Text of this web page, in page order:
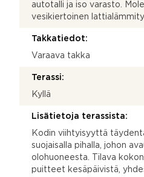
autotalli ja iso varasto.
vesikiertoinen
Takkatiedot:
Varaava takka
Terassi:
Kyllä
Lisätietoja terassista:
Kodin viihtyisyyttä
suojaisalla pihalla, johon
olohuoneesta. Tilava
puitteet kesäpäivistä,